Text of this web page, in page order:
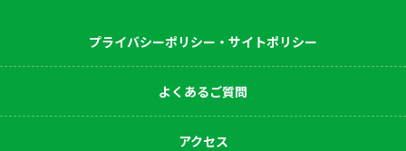
プライバシーポリシー・サイトポリシー
よくあるご質問
アクセス